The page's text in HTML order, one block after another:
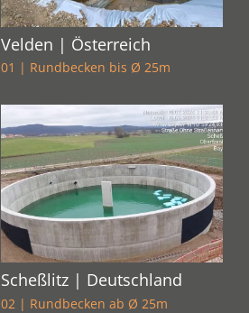
Velden | Österreich
01 | Rundbecken bis Ø 25m
Scheßlitz | Deutschland
02 | Rundbecken ab Ø 25m